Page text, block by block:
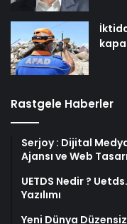
Rastgele Haberler
Serjoy : Dijital
Ajansı ve Web
UETDS Nedir ?
Yazılımı
Yeni Dünya